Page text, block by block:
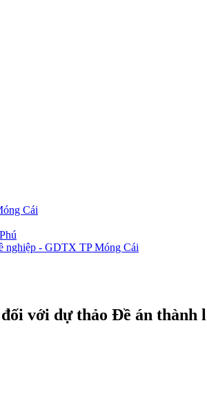
Cái
nghiệp - GDTX TP Móng Cái
với dự thảo Đề án